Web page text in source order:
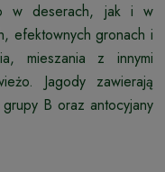
w deserach, jak i w
efektownych gronach i
mieszania z innymi
Jagody zawierają
grupy B oraz antocyjany